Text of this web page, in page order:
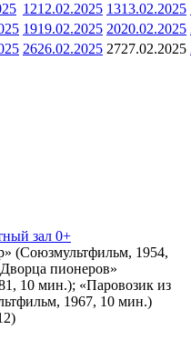
1212.02.2025 1313.02.2025
1919.02.2025 2020.02.2025
2626.02.2025 2727.02.2025
зал 0+
(Союзмультфильм, 1954,
пионеров»
10 мин.); «Паровозик из
1967, 10 мин.)